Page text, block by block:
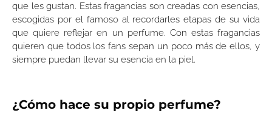
que les gustan. Estas fragancias son creadas con esencias,
escogidas por el famoso al recordarles etapas de su vida
que quiere reflejar en un perfume. Con estas fragancias
quieren que todos los fans sepan un poco más de ellos, y
siempre puedan llevar su esencia en la piel.
¿Cómo hace su propio perfume?